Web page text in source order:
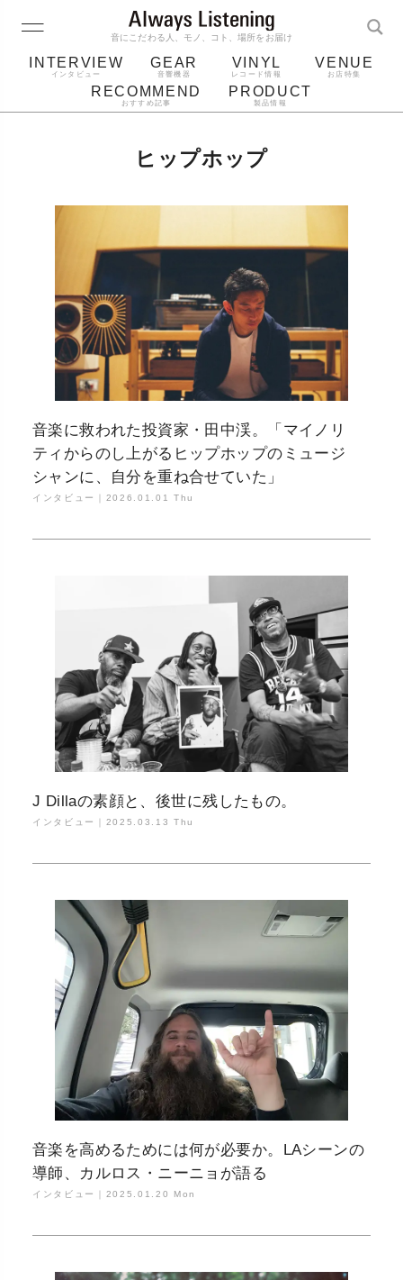
音にこだわる人、モノ、コト、場所をお届け
INTERVIEW
インタビュー
GEAR
音響機器
VINYL
レコード情報
VENUE
お店特集
RECOMMEND
おすすめ記事
PRODUCT
製品情報
ジャケット bluetooth
ヒップホップ
音楽に救われた投資家・田中渓。「マイノリ
ティからのし上がるヒップホップのミュージ
シャンに、自分を重ね合せていた」
インタビュー｜ 2026.01.01 Thu
J Dillaの素顔と、後世に残したもの。
インタビュー｜ 2025.03.13 Thu
音楽を高めるためには何が必要か。LAシーンの
導師、カルロス・ニーニョが語る
インタビュー｜ 2025.01.20 Mon